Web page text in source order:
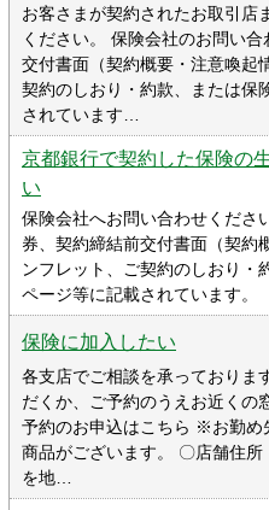
お客さまが契約されたお取引店
ください。 保険会社のお問い
交付書面（契約概要・注意喚起
契約のしおり・約款、または保
されています…
京都銀行で契約した保険の
い
保険会社へお問い合わせくださ
券、契約締結前交付書面（契約
ンフレット、ご契約のしおり・
ページ等に記載されています。
保険に加入したい
各支店でご相談を承っておりま
だくか、ご予約のうえお近くの
予約のお申込はこちら ※お勤め
商品がございます。 〇店舗住
を地…